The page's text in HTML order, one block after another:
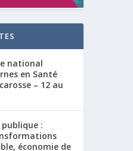
national
en Santé
– 12 au
publique :
économie de